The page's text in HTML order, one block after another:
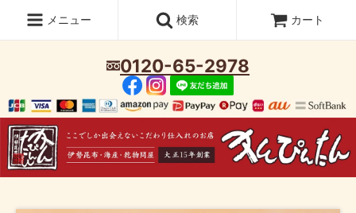
0120-65-2978
メニュー 検索 カート